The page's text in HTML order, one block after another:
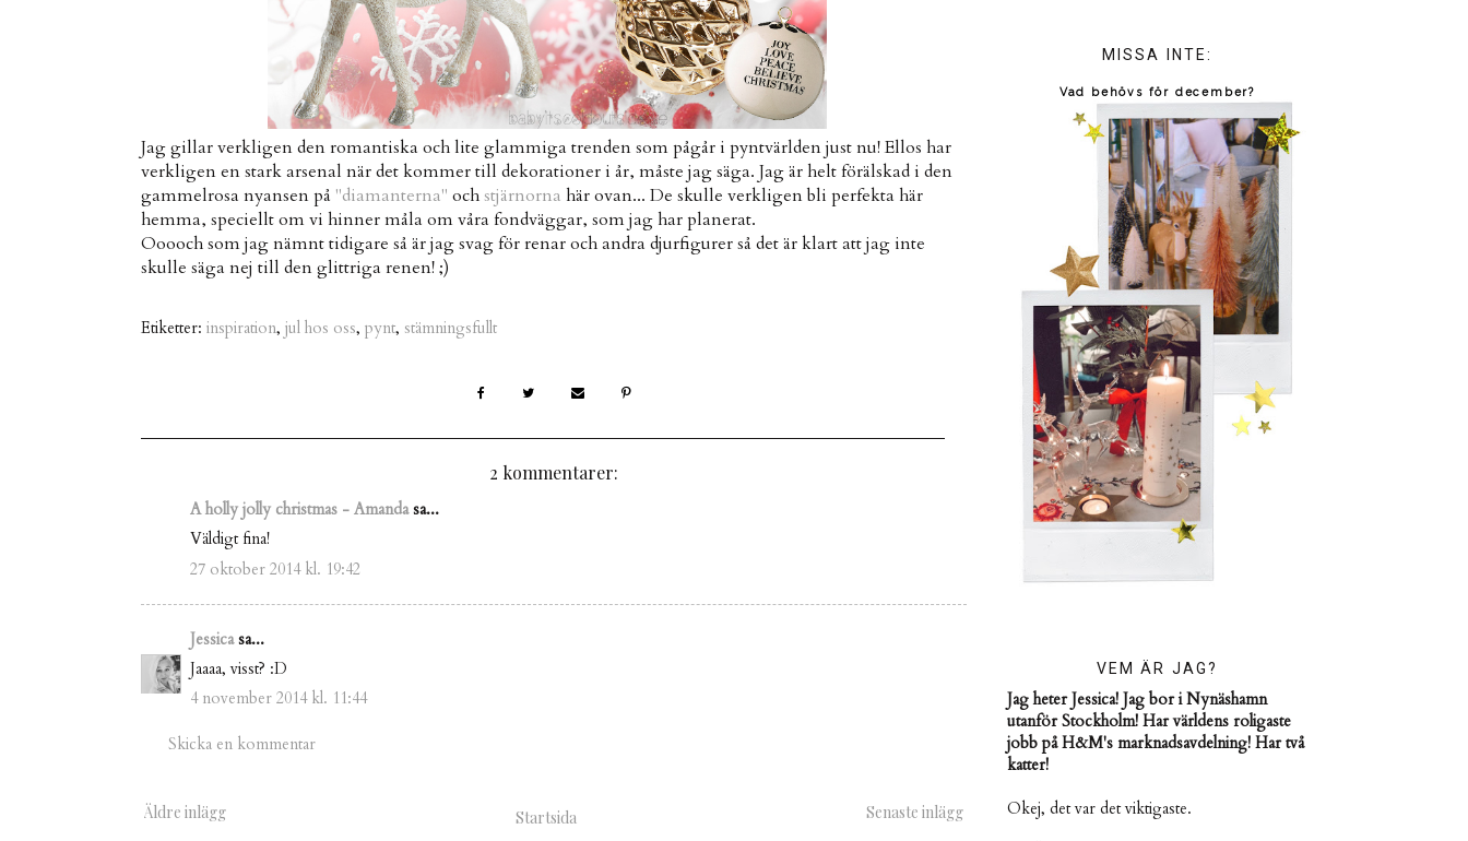
Jag gillar verkligen den romantiska och lite glammiga trenden som pågår i pyntvärlden just nu! Ellos har
verkligen en stark arsenal när det kommer till dekorationer i år, måste jag säga. Jag är helt förälskad i den
gammelrosa nyansen på "diamanterna" och stjärnorna här ovan... De skulle verkligen bli perfekta här
hemma, speciellt om vi hinner måla om våra fondväggar, som jag har planerat.
Ooooch som jag nämnt tidigare så är jag svag för renar och andra djurfigurer så det är klart att jag inte
skulle säga nej till den glittriga renen! ;)
Etiketter: inspiration, jul hos oss, pynt, stämningsfullt
2 kommentarer:
A holly jolly christmas - Amandasa...
Väldigt fina!
27 oktober 2014 kl. 19:42
Jessicasa...
Jaaaa, visst? :D
4 november 2014 kl. 11:44
Skicka en kommentar
Senaste inlägg
Äldre inlägg Startsida
MISSA INTE:
Vad behövs för december?
VEM ÄR JAG?
Jag heter Jessica! Jag bor i Nynäshamn
utanför Stockholm! Har världens roligaste
jobb på H&M's marknadsavdelning! Har två
katter!
Okej, det var det viktigaste.